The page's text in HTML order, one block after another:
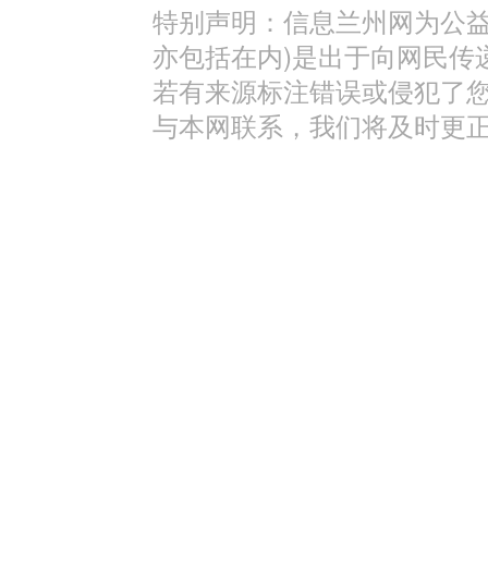
特别声明：信息兰州网为公
亦包括在内)是出于向网民
若有来源标注错误或侵犯了
与本网联系，我们将及时更